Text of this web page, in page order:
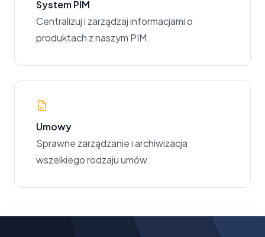
System PIM
Centralizuj i zarządzaj informacjami o
produktach z naszym PIM.
Umowy
Sprawne zarządzanie i archiwizacja
wszelkiego rodzaju umów.